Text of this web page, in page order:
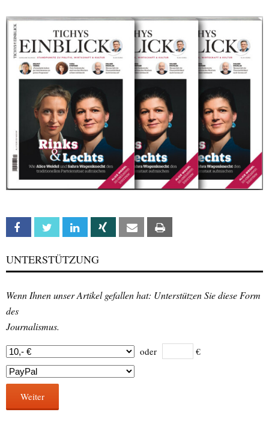
Facebook Twitter Linkedin Xing Email
UNTERSTÜTZUNG
Wenn Ihnen unser Artikel gefallen hat: Unterstützen Sie diese Form
des
Journalismus.
oder €
Weiter